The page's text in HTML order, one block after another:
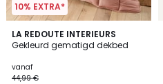
10% EXTRA*
LA REDOUTE INTERIEURS
Gekleurd gematigd dekbed
vanaf
44,99 €
4,3
/ 5
6
Kleuren